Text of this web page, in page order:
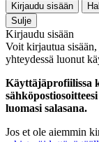
Kirjaudu sisään
Sulje
Kirjaudu sisään
Voit kirjautua
yhteydessä luonut
Käyttäjäprofiilissa
luomasi salasana.
Jos et ole aiemmin